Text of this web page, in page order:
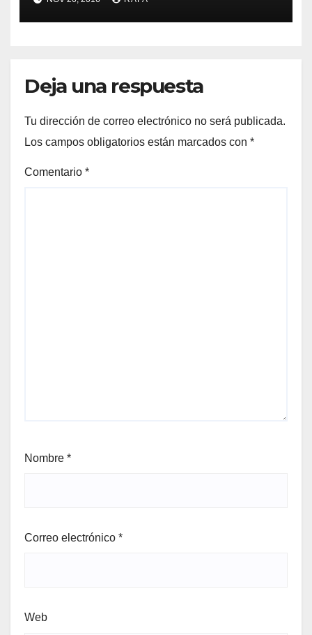
Deja una respuesta
Tu dirección de correo electrónico no será publicada.
Los campos obligatorios están marcados con *
Comentario *
Nombre *
Correo electrónico *
Web